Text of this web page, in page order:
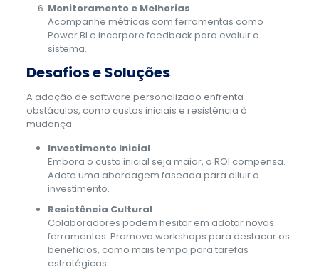
Monitoramento e Melhorias
Acompanhe métricas com ferramentas como
Power BI e incorpore feedback para evoluir o
sistema.
Desafios e Soluções
A adoção de software personalizado enfrenta
obstáculos, como custos iniciais e resistência à
mudança.
Investimento Inicial
Embora o custo inicial seja maior, o ROI compensa.
Adote uma abordagem faseada para diluir o
investimento.
Resistência Cultural
Colaboradores podem hesitar em adotar novas
ferramentas. Promova workshops para destacar os
benefícios, como mais tempo para tarefas
estratégicas.